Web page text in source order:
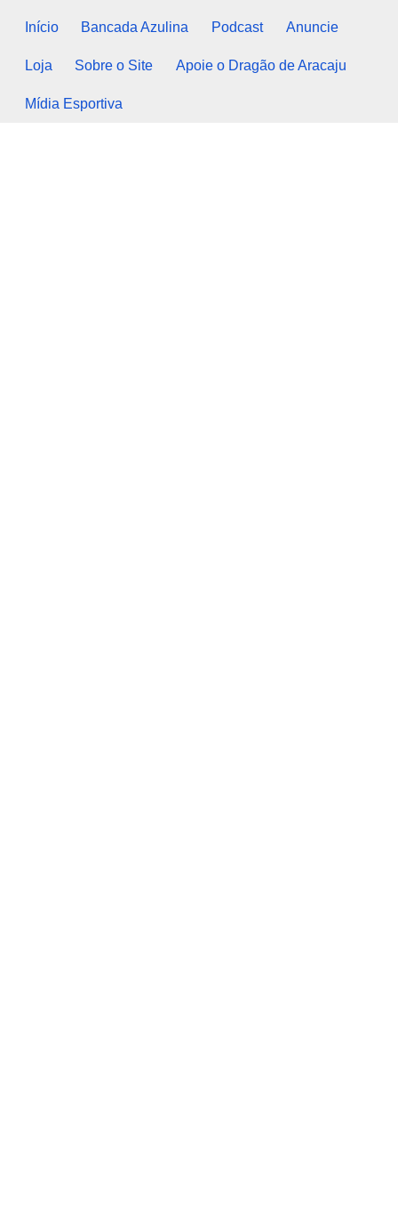
Início Bancada Azulina Podcast Anuncie
Loja Sobre o Site Apoie o Dragão de Aracaju
Mídia Esportiva